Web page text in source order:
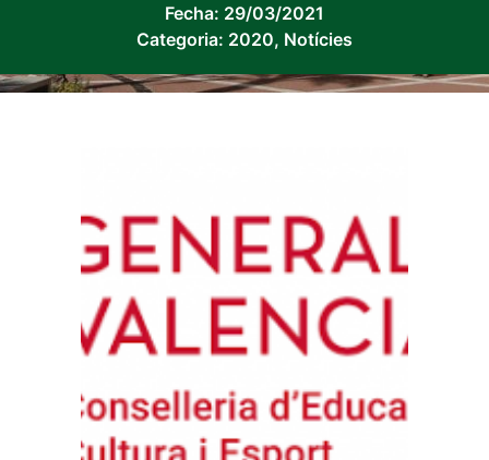
Fecha: 29/03/2021
Categoria: 2020, Notícies